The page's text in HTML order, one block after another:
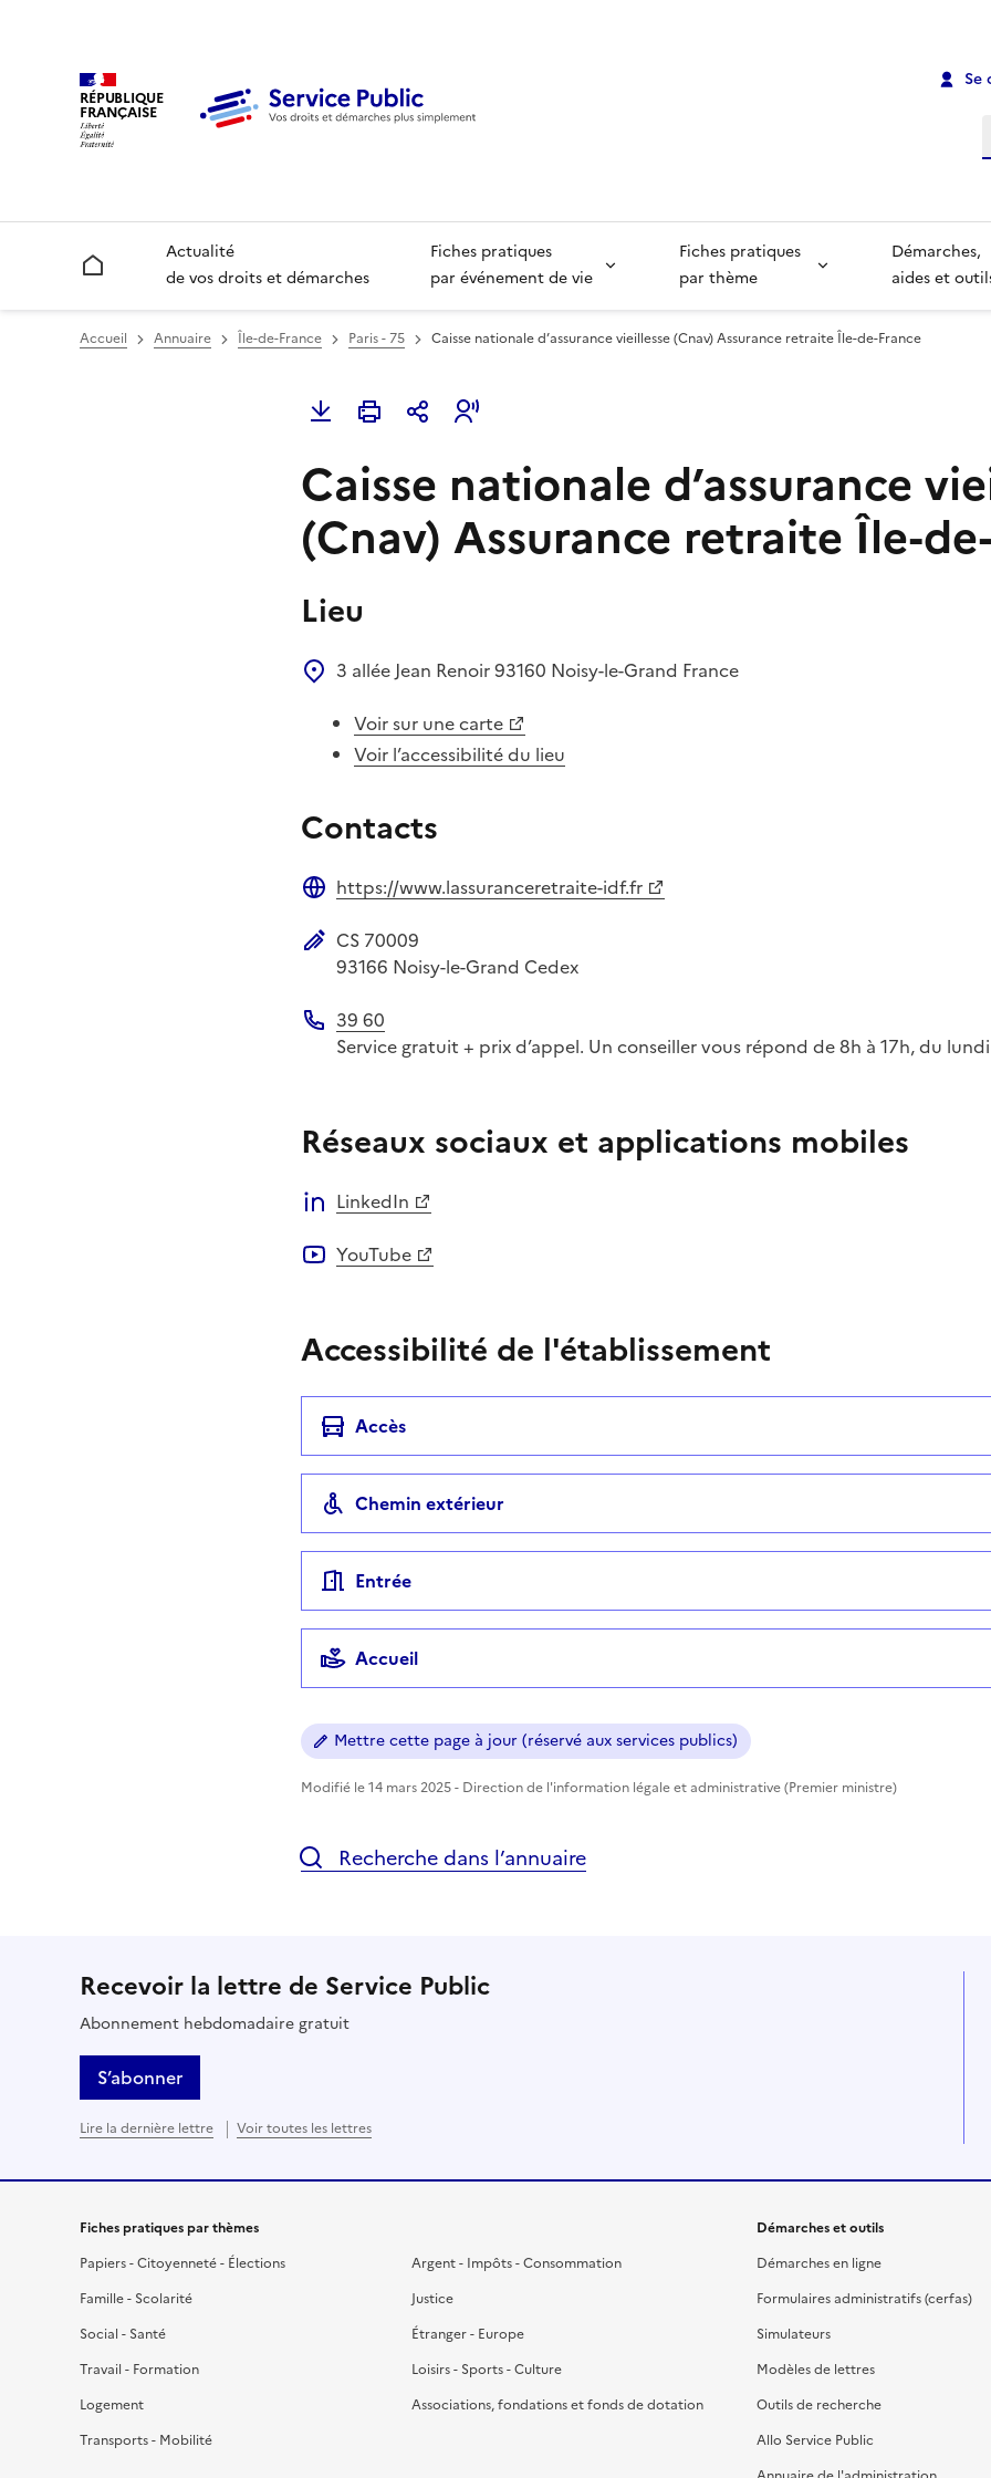
RÉPUBLIQUE
FRANÇAISE
Se
Accueil
Actualité
de vos droits et démarches
Fiches pratiques
par événement de vie
Fiches pratiques
par thème
Démarches,
aides et
Accueil Annuaire Île-de-France Paris - 75 Caisse nationale d’assurance vieillesse (Cnav) Assurance retraite Île-de-France
Caisse nationale d’assurance
(Cnav) Assurance retraite Île-
Lieu
3 allée Jean Renoir93160 Noisy-le-Grand France
Voir sur une carte
Voir l’accessibilité du lieu
Contacts
https://www.lassuranceretraite-idf.fr
Adresse postale
CS 70009
93166 Noisy-le-Grand Cedex
Téléphone
39 60
Service gratuit + prix d’appel. Un conseiller vous répond de 8h à 17h, du
Réseaux sociaux et applications mobiles
LinkedIn
YouTube
Accessibilité de l'établissement
Accès
Chemin extérieur
Entrée
Accueil
Mettre cette page à jour (réservé aux services publics)
Modifié le 14 mars 2025 - Direction de l'information légale et administrative (Premier ministre)
Recherche dans l’annuaire
Recevoir la lettre de Service Public
Abonnement hebdomadaire gratuit
S’abonner
Lire la dernière lettre Voir toutes les lettres
Fiches pratiques par thèmes
Papiers - Citoyenneté - Élections
Famille - Scolarité
Social - Santé
Travail - Formation
Logement
Transports - Mobilité
Argent - Impôts - Consommation
Justice
Étranger - Europe
Loisirs - Sports - Culture
Associations, fondations et fonds de dotation
Démarches et outils
Démarches en ligne
Formulaires administratifs (cerfas)
Simulateurs
Modèles de lettres
Outils de recherche
Allo Service Public